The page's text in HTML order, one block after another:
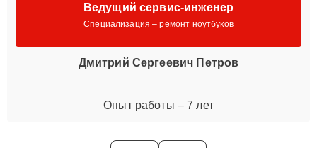
Ведущий сервис-инженер
Специализация – ремонт ноутбуков
Дмитрий Сергеевич Петров
Опыт работы – 7 лет